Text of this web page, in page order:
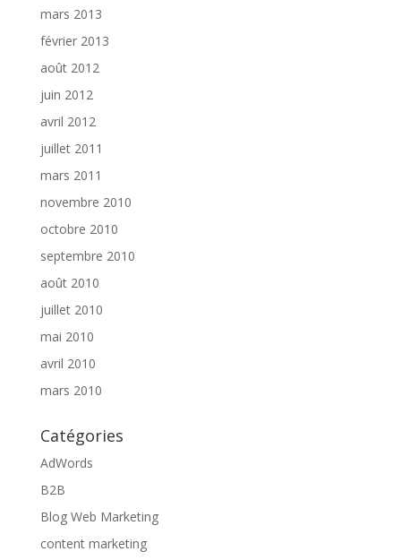
mars 2013
février 2013
août 2012
juin 2012
avril 2012
juillet 2011
mars 2011
novembre 2010
octobre 2010
septembre 2010
août 2010
juillet 2010
mai 2010
avril 2010
mars 2010
Catégories
AdWords
B2B
Blog Web Marketing
content marketing